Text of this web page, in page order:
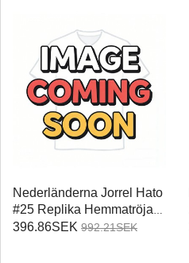
Nederländerna Jorrel Hato
#25 Replika Hemmatröja
Damer VM 2026
396.86SEK 992.21SEK